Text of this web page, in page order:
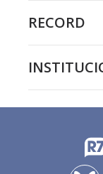
RECORD